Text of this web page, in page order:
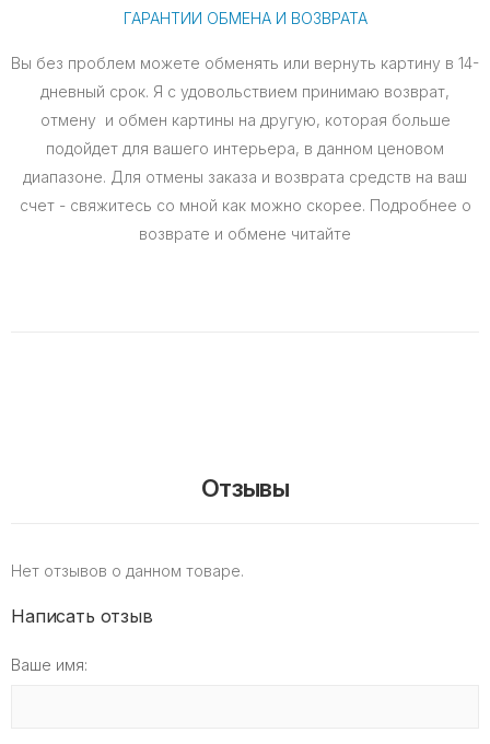
ГАРАНТИИ ОБМЕНА И ВОЗВРАТА
Вы без проблем можете обменять или вернуть картину в 14-
дневный срок. Я с удовольствием принимаю возврат,
отмену и обмен картины на другую, которая больше
подойдет для вашего интерьера, в данном ценовом
диапазоне. Для отмены заказа и возврата средств на ваш
счет - свяжитесь со мной как можно скорее. Подробнее о
возврате и обмене читайте
Отзывы
Нет отзывов о данном товаре.
Написать отзыв
Ваше имя: